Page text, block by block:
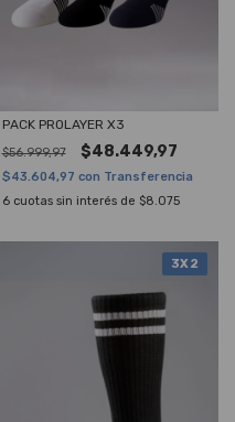
PACK PROLAYER X3
$56.999,97 $48.449,97
$43.604,97 con Transferencia
6 cuotas sin interés de $8.075
3X2